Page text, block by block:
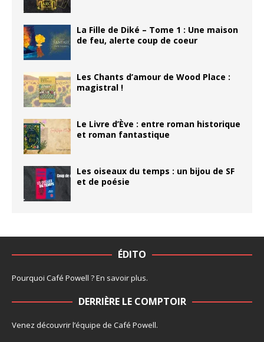
La Fille de Diké – Tome 1 : Une maison
de feu, alerte coup de coeur
Les Chants d’amour de Wood Place :
magistral !
Le Livre d’Ève : entre roman historique
et roman fantastique
Les oiseaux du temps : un bijou de SF
et de poésie
ÉDITO
Pourquoi Café Powell ?En savoir plus.
DERRIÈRE LE COMPTOIR
Venez découvrir l’équipe de Café Powell.